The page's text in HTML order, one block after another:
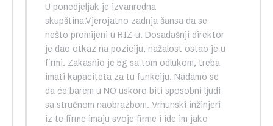
U ponedjeljak je izvanredna
skupština.Vjerojatno zadnja šansa da se
nešto promijeni u RIZ-u. Dosadašnji direktor
je dao otkaz na poziciju, nažalost ostao je u
firmi. Zakasnio je 5g sa tom odlukom, treba
imati kapaciteta za tu funkciju. Nadamo se
da će barem u NO uskoro biti sposobni ljudi
sa stručnom naobrazbom. Vrhunski inžinjeri
iz te firme imaju svoje firme i ide im jako